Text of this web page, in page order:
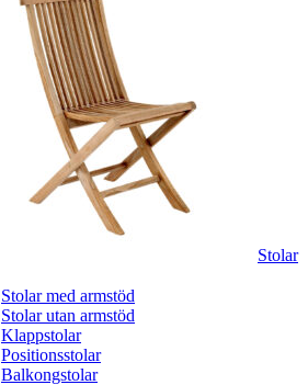
Stolar
Stolar med armstöd
Stolar utan armstöd
Klappstolar
Positionsstolar
Balkongstolar